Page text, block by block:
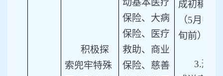
积极探
索兜牢特殊
动基本医疗
保险、大病
保险、医疗
救助、商业
保险、慈善
成初稿。
（5月中
旬前）
3.形